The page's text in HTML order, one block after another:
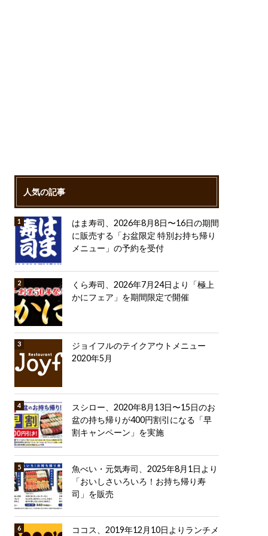
人気の記事
はま寿司、2026年8月8日〜16日の期間
に販売する「お盆限定 特別お持ち帰り
メニュー」の予約を受付
くら寿司、2026年7月24日より「極上
かにフェア」を期間限定で開催
ジョイフルのテイクアウトメニュー
2020年5月
スシロー、2020年8月13日〜15日のお
盆の持ち帰りが400円割引になる「早
割キャンペーン」を実施
魚べい・元気寿司、2025年8月1日より
「おいしさいろいろ！お持ち帰り寿
司」を販売
ココス、2019年12月10日よりランチメ